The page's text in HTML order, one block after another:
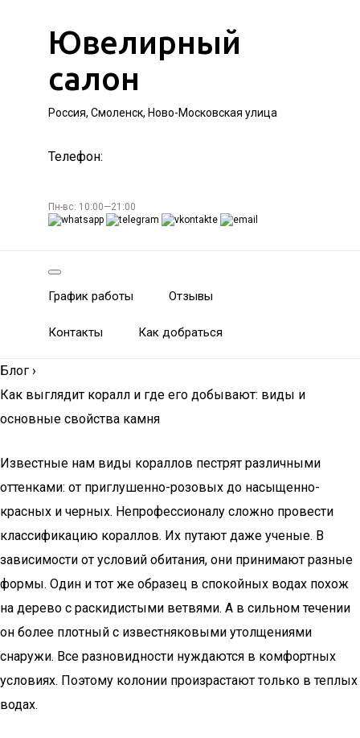
Ювелирный
салон
Россия, Смоленск, Ново-Московская улица
Телефон:
Пн-вс: 10:00—21:00
График работы Отзывы
Контакты Как добраться
Блог ›
Как выглядит коралл и где его добывают: виды и
основные свойства камня
Известные нам виды кораллов пестрят различными
оттенками: от приглушенно-розовых до насыщенно-
красных и черных. Непрофессионалу сложно провести
классификацию кораллов. Их путают даже ученые. В
зависимости от условий обитания, они принимают разные
формы. Один и тот же образец в спокойных водах похож
на дерево с раскидистыми ветвями. А в сильном течении
он более плотный с известняковыми утолщениями
снаружи. Все разновидности нуждаются в комфортных
условиях. Поэтому колонии произрастают только в теплых
водах.